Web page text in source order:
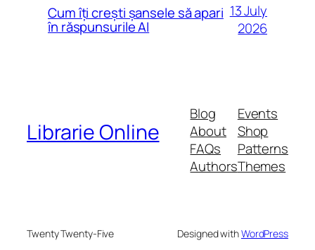
Cum îți crești șansele să apari
în răspunsurile AI
13 July
2026
Librarie Online
Blog
About
FAQs
Authors
Events
Shop
Patterns
Themes
Twenty Twenty-Five Designed withWordPress